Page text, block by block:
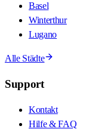
Basel
Winterthur
Lugano
Alle Städte
Support
Kontakt
Hilfe & FAQ